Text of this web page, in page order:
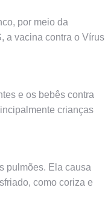
por meio da
a vacina contra o Vírus
e os bebês contra
crianças
pulmões. Ela causa
como coriza e